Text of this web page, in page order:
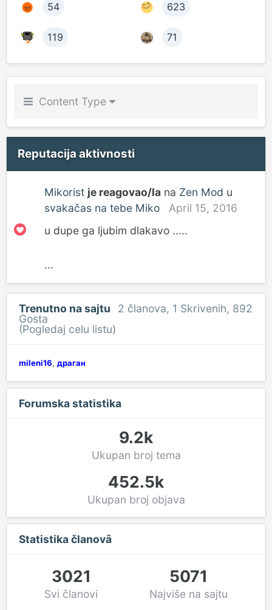
54 623
119 71
Content Type
Reputacija aktivnosti
Mikorist je reagovao/la na Zen Mod u
svakačas na tebe Miko
April 15, 2016
u dupe ga ljubim dlakavo .....
...
Trenutno na sajtu 2 članova, 1 Skrivenih, 892
Gosta
(Pogledaj celu listu)
mileni16 драган
Forumska statistika
9.2k
Ukupan broj tema
452.5k
Ukupan broj objava
Statistika članovȃ
3021
Svi članovi
5071
Najviše na sajtu